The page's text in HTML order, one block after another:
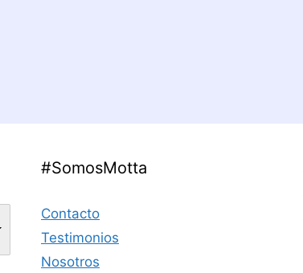
#SomosMotta
Contacto
Testimonios
Nosotros